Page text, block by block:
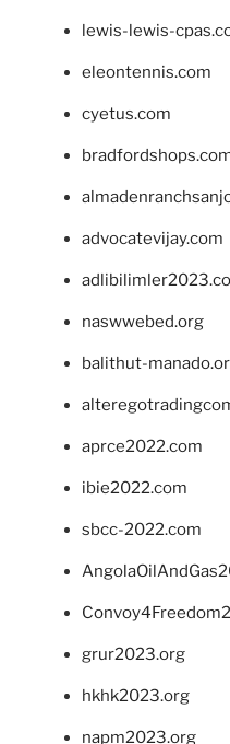
lewis-lewis-
eleontennis.com
cyetus.com
advocatevijay.com
naswwebed.org
balithut-
aprce2022.com
ibie2022.com
sbcc-2022.com
grur2023.org
hkhk2023.org
napm2023.org